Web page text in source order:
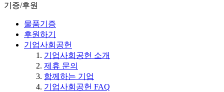
기증/후원
물품기증
후원하기
기업사회공헌
기업사회공헌 소개
제휴 문의
함께하는 기업
기업사회공헌 FAQ